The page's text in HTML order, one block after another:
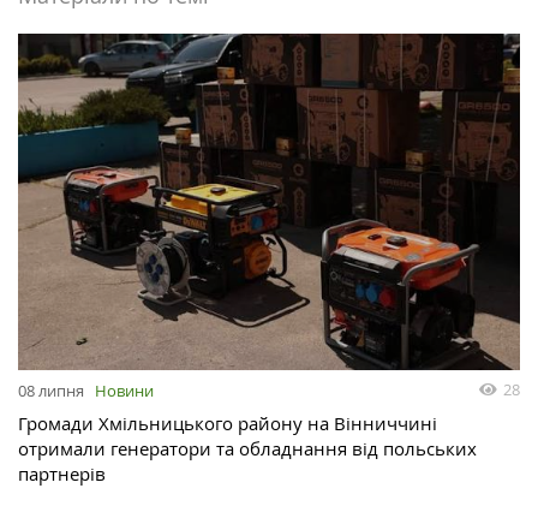
08 липня Новини 28
Громади Хмільницького району на Вінниччині
отримали генератори та обладнання від польських
партнерів